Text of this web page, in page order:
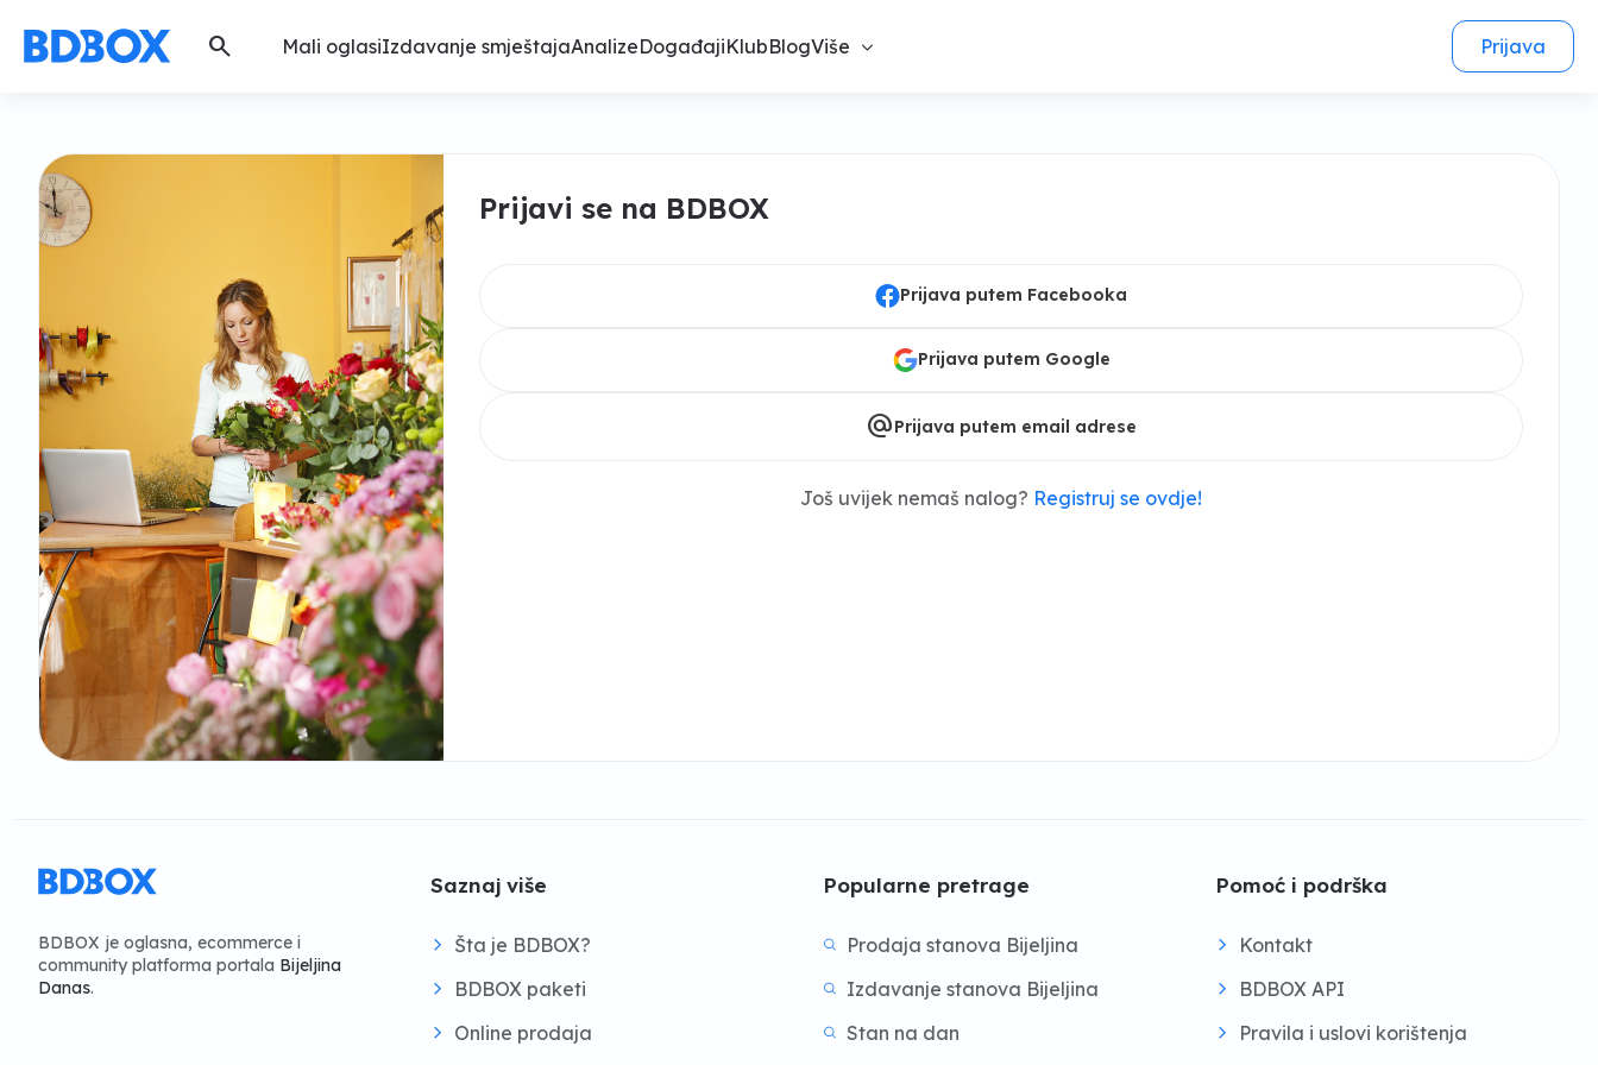
search Mali oglasiIzdavanje smještajaAnalizeDogađajiKlubBlogViše Prijava
Prijavi se na BDBOX
Prijava putem Facebooka
Prijava putem Google
alternate_emailPrijava putem email adrese
Još uvijek nemaš nalog? Registruj se ovdje!
BDBOX je oglasna, ecommerce i
community platforma portala Bijeljina
Danas.
Saznaj više
Šta je BDBOX?
BDBOX paketi
Online prodaja
Popularne pretrage
Prodaja stanova Bijeljina
Izdavanje stanova Bijeljina
Stan na dan
Pomoć i podrška
Kontakt
BDBOX API
Pravila i uslovi korištenja